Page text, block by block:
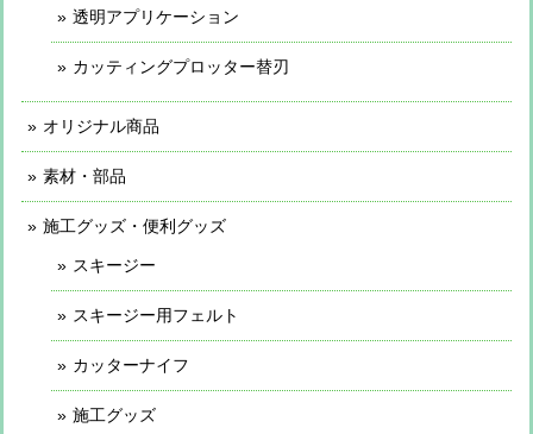
透明アプリケーション
カッティングプロッター替刃
オリジナル商品
素材・部品
施工グッズ・便利グッズ
スキージー
スキージー用フェルト
カッターナイフ
施工グッズ